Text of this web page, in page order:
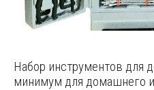
Набор инструментов для
минимум для домашнего